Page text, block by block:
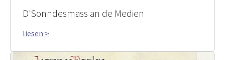
D'Sonndesmass an de Medien
liesen >